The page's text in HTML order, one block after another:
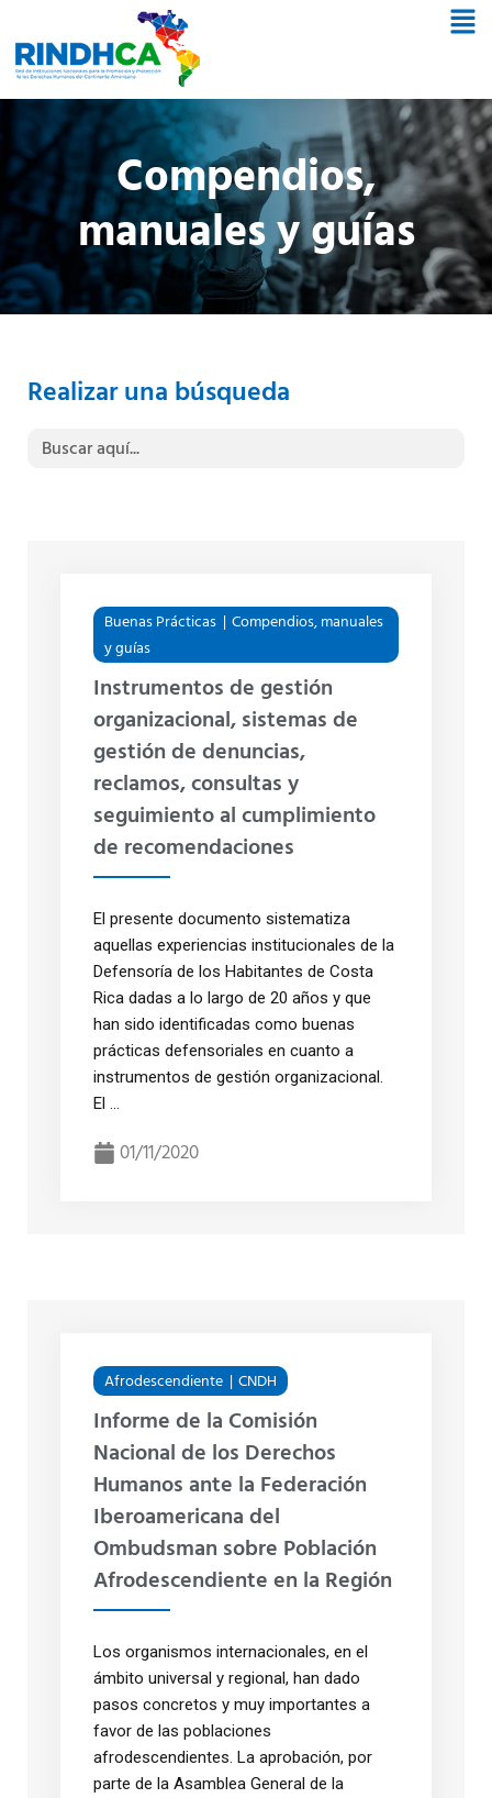
Compendios,
manuales y guías
Realizar una búsqueda
Buenas Prácticas
Compendios, manuales
y guías
Instrumentos de gestión
organizacional, sistemas de
gestión de denuncias,
reclamos, consultas y
seguimiento al cumplimiento
de recomendaciones
El presente documento sistematiza
aquellas experiencias institucionales de la
Defensoría de los Habitantes de Costa
Rica dadas a lo largo de 20 años y que
han sido identificadas como buenas
prácticas defensoriales en cuanto a
instrumentos de gestión organizacional.
El ...
01/11/2020
Afrodescendiente CNDH
Informe de la Comisión
Nacional de los Derechos
Humanos ante la Federación
Iberoamericana del
Ombudsman sobre Población
Afrodescendiente en la Región
Los organismos internacionales, en el
ámbito universal y regional, han dado
pasos concretos y muy importantes a
favor de las poblaciones
afrodescendientes. La aprobación, por
parte de la Asamblea General de la